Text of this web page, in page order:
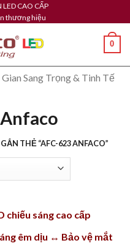
CAO CẤP
thương hiệu
0
Sang Trọng & Tinh Tế
THẺ “AFC-623 ANFACO”
chiếu sáng cao cấp
êm dịu ↔ Bảo vệ mắt